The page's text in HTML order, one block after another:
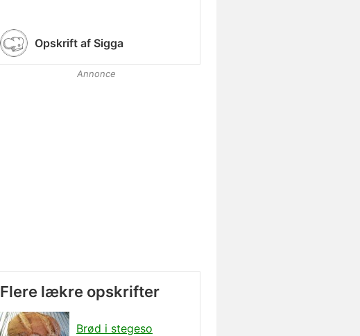
Opskrift af Sigga
Annonce
Flere lækre opskrifter
Brød i stegeso